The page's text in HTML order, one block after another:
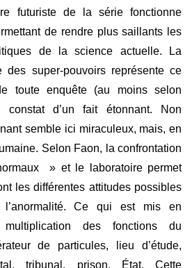
futuriste de la série fonctionne
de rendre plus saillants les
de la science actuelle. La
des super-pouvoirs représente ce
toute enquête (au moins selon
d’un fait étonnant. Non
semble ici miraculeux, mais, en
Selon Faon, la confrontation
» et le laboratoire permet
les différentes attitudes possibles
Ce qui est mis en
des fonctions du
de particules, lieu d’étude,
tribunal, prison, État. Cette